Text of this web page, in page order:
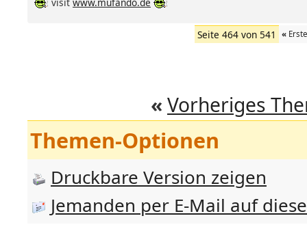
Seite 464 von 541 «Erste
« Vorheriges
Themen-Optionen
Druckbare Version zeigen
Jemanden per E-Mail auf